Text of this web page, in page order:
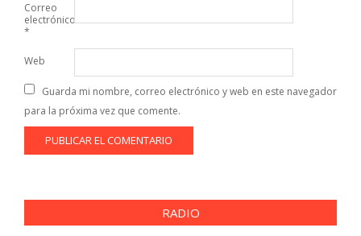
Correo
electrónico
*
Web
Guarda mi nombre, correo electrónico y web en este navegador
para la próxima vez que comente.
RADIO